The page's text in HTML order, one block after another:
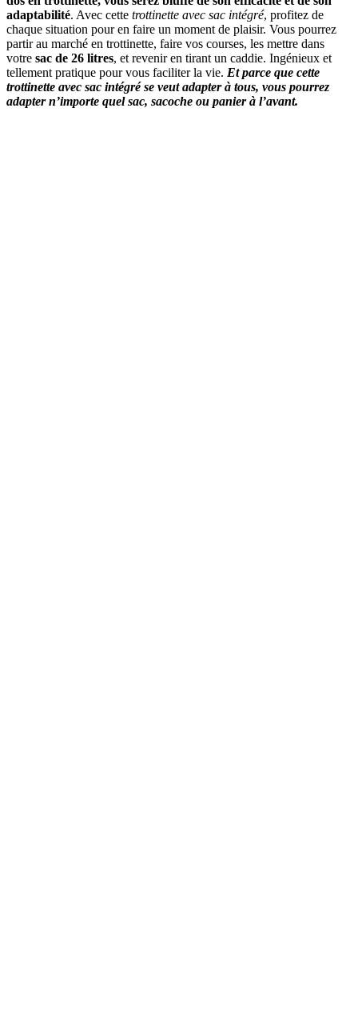
adaptabilité. Avec cette trottinette avec sac intégré, profitez de
chaque situation pour en faire un moment de plaisir. Vous pourrez
partir au marché en trottinette, faire vos courses, les mettre dans
votre sac de 26 litres, et revenir en tirant un caddie. Ingénieux et
tellement pratique pour vous faciliter la vie. Et parce que cette
trottinette avec sac intégré se veut adapter à tous, vous pourrez
adapter n’importe quel sac, sacoche ou panier à l’avant.